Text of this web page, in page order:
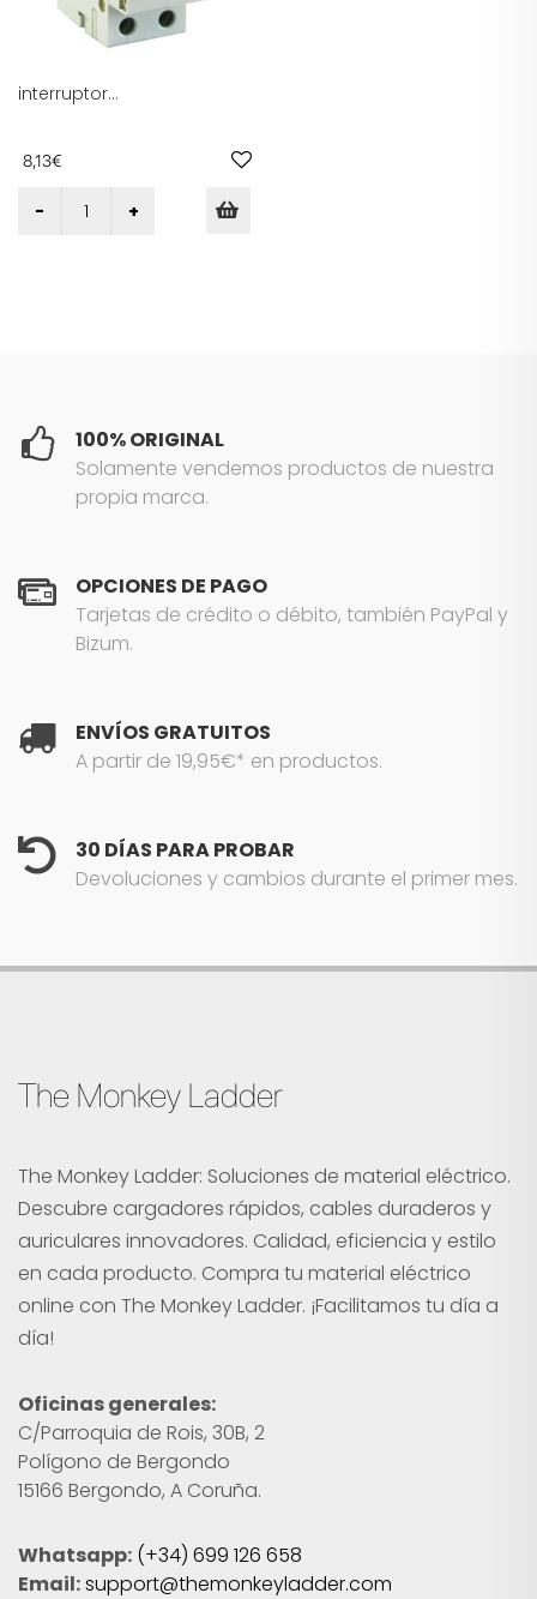
interruptor
protección de circuitos
sobrecargas.
8,13€
100% ORIGINAL
Solamente vendemos productos de nuestra
propia marca.
OPCIONES DE PAGO
Tarjetas de crédito o débito, también PayPal y
Bizum.
ENVÍOS GRATUITOS
A partir de 19,95€* en productos.
30 DÍAS PARA PROBAR
Devoluciones y cambios durante el primer mes.
The Monkey Ladder
The Monkey Ladder: Soluciones de material eléctrico.
Descubre cargadores rápidos, cables duraderos y
auriculares innovadores. Calidad, eficiencia y estilo
en cada producto. Compra tu material eléctrico
online con The Monkey Ladder. ¡Facilitamos tu día a
día!
Oficinas generales:
C/Parroquia de Rois, 30B, 2
Polígono de Bergondo
15166 Bergondo, A Coruña.
Whatsapp: (+34) 699 126 658
Email:support@themonkeyladder.com